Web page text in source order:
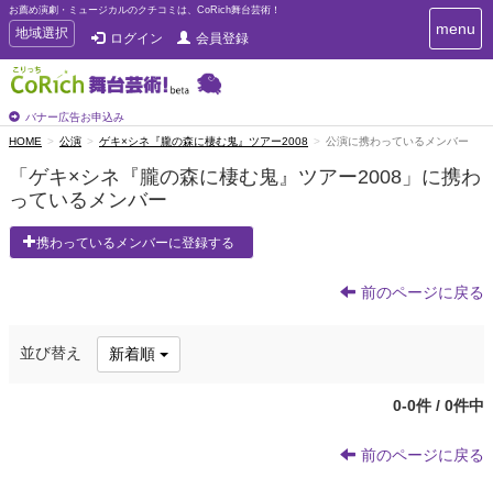
お薦め演劇・ミュージカルのクチコミは、CoRich舞台芸術！
T
o
g
g
e
n
v
i
t
地域選択 ログイン 会員登録
バナー広告お申込み
T
o
e
a
t
menu
HOME 公演 ゲキ×シネ『朧の森に棲む鬼』ツアー2008 公演に携わっているメンバー
「ゲキ×シネ『朧の森に棲む鬼』ツアー2008」に携わ
っているメンバー
携わっているメンバーに登録する
前のページに戻る
並び替え 新着順
0-0件 / 0件中
前のページに戻る